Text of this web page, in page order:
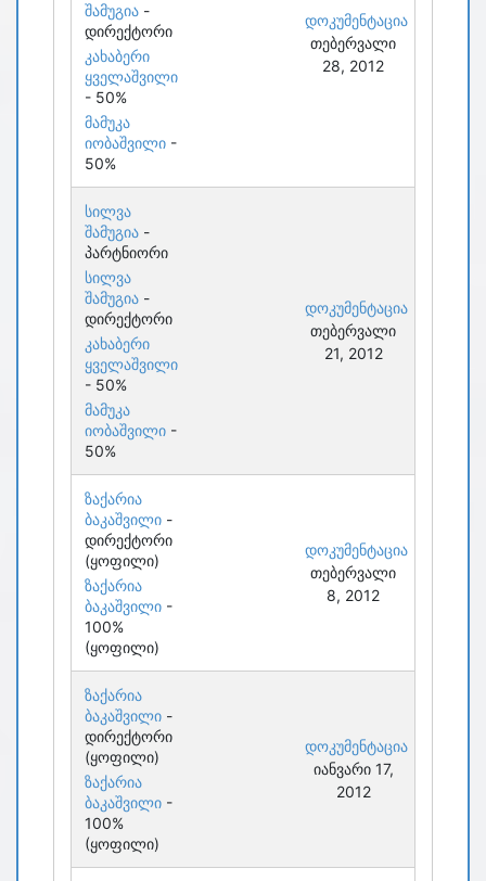
შამუგია -
დირექტორი
კახაბერი
ყველაშვილი
- 50%
მამუკა
იობაშვილი -
50%
დოკუმენტაცია
თებერვალი
28, 2012
სილვა
შამუგია -
პარტნიორი
სილვა
შამუგია -
დირექტორი
კახაბერი
ყველაშვილი
- 50%
მამუკა
იობაშვილი -
50%
დოკუმენტაცია
თებერვალი
21, 2012
ზაქარია
ბაკაშვილი -
დირექტორი
(ყოფილი)
ზაქარია
ბაკაშვილი -
100%
(ყოფილი)
დოკუმენტაცია
თებერვალი
8, 2012
ზაქარია
ბაკაშვილი -
დირექტორი
(ყოფილი)
ზაქარია
ბაკაშვილი -
100%
(ყოფილი)
დოკუმენტაცია
იანვარი 17,
2012